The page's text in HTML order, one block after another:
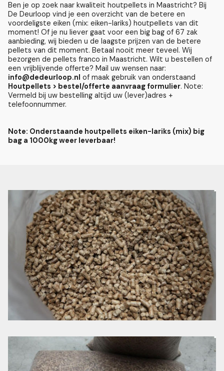
Ben je op zoek naar kwaliteit houtpellets in Maastricht? Bij
De Deurloop vind je een overzicht van de betere en
voordeligste eiken (mix: eiken-lariks) houtpellets van dit
moment! Of je nu liever gaat voor een big bag of 67 zak
aanbieding, wij bieden u de laagste prijzen van de betere
pellets van dit moment. Betaal nooit meer teveel. Wij
bezorgen de pellets franco in Maastricht. Wilt u bestellen of
een vrijblijvende offerte? Mail uw wensen naar:
info@dedeurloop.nl of maak gebruik van onderstaand
Houtpellets > bestel/offerte aanvraag formulier. Note:
Vermeld bij uw bestelling altijd uw (lever)adres +
telefoonnummer.
Note: Onderstaande houtpellets eiken-lariks (mix) big
bag a 1000kg weer leverbaar!